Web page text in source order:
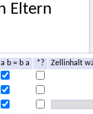
Eltern
a b = b a *?
Zellinhalt